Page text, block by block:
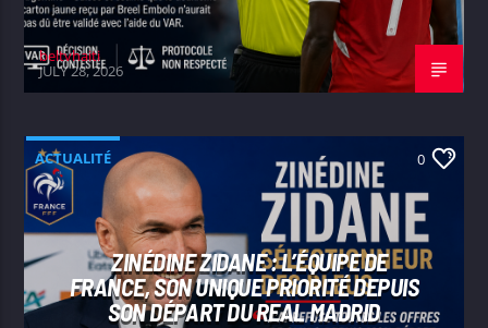
beltvhaiti
JULY 28, 2026
ACTUALITÉ 0
ZINÉDINE ZIDANE : L’ÉQUIPE DE
FRANCE, SON UNIQUE PRIORITÉ DEPUIS
SON DÉPART DU REAL MADRID